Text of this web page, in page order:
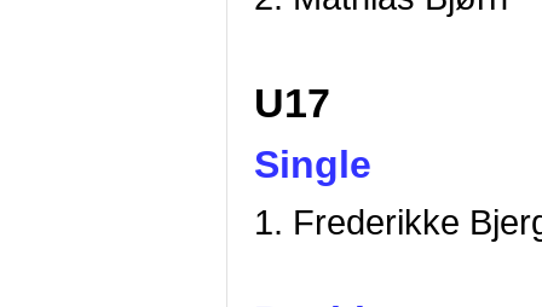
U17
Single
1. Frederikke